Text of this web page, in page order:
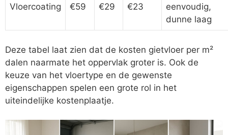
Vloercoating €59 €29 €23
eenvoudig,
dunne laag
Deze tabel laat zien dat de kosten gietvloer per m²
dalen naarmate het oppervlak groter is. Ook de
keuze van het vloertype en de gewenste
eigenschappen spelen een grote rol in het
uiteindelijke kostenplaatje.